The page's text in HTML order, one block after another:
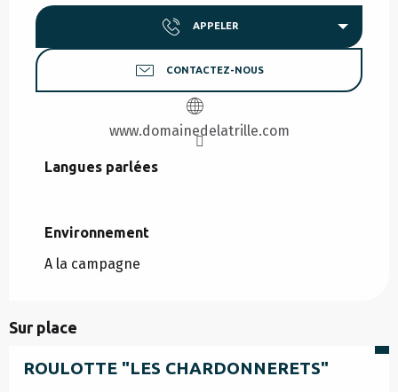
APPELER
CONTACTEZ-NOUS
www.domainedelatrille.com
Langues parlées
Langues parlées
Environnement
Environnement
A la campagne
Sur place
ROULOTTE "LES CHARDONNERETS"